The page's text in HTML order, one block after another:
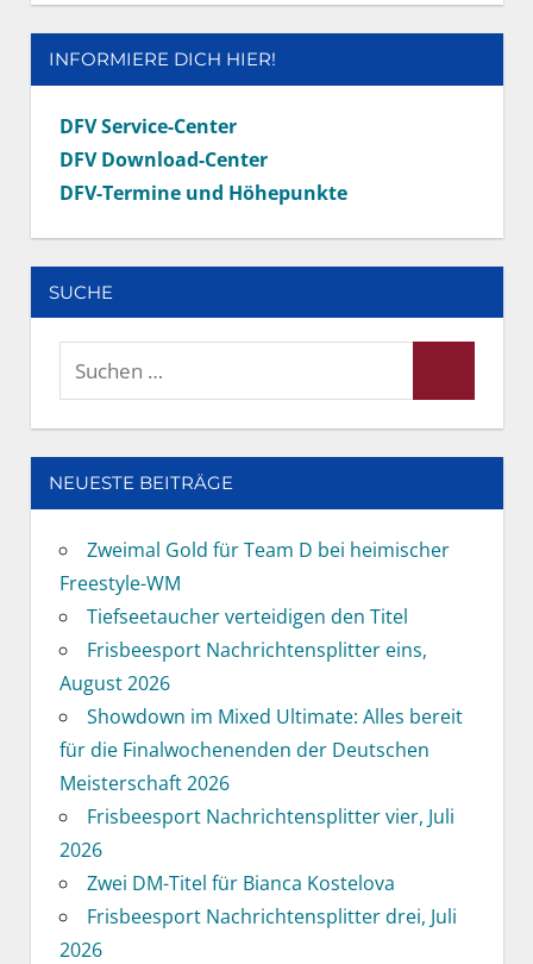
INFORMIERE DICH HIER!
DFV Service-Center
DFV Download-Center
DFV-Termine und Höhepunkte
SUCHE
Suchen
NEUESTE BEITRÄGE
Zweimal Gold für Team D bei heimischer
Freestyle-WM
Tiefseetaucher verteidigen den Titel
Frisbeesport Nachrichtensplitter eins,
August 2026
Showdown im Mixed Ultimate: Alles bereit
für die Finalwochenenden der Deutschen
Meisterschaft 2026
Frisbeesport Nachrichtensplitter vier, Juli
2026
Zwei DM-Titel für Bianca Kostelova
Frisbeesport Nachrichtensplitter drei, Juli
2026